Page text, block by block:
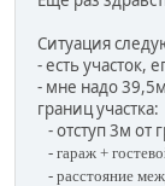
Ситуация
- есть участок,
- мне надо
границ участка:
- отступ 3м от
- гараж +
- расстояние